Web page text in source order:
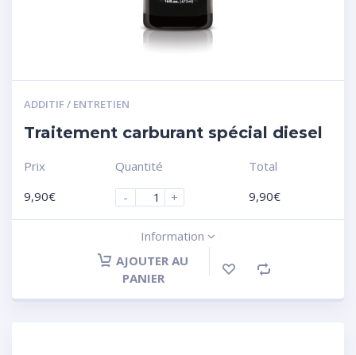
ADDITIF / ENTRETIEN
Traitement carburant spécial diesel
Prix
9,90€
Quantité
-
+
Total
9,90€
Information
AJOUTER AU
PANIER